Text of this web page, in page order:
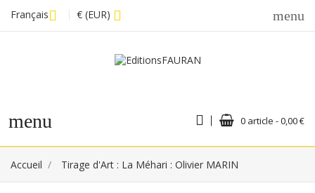
Français € (EUR) menu
menu 0 article - 0,00 €
Accueil Tirage d'Art : La Méhari : Olivier MARIN